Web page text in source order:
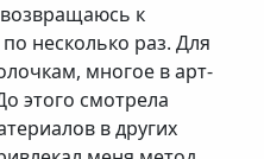
к
несколько раз. Для
многое в арт-
этого смотрела
в других